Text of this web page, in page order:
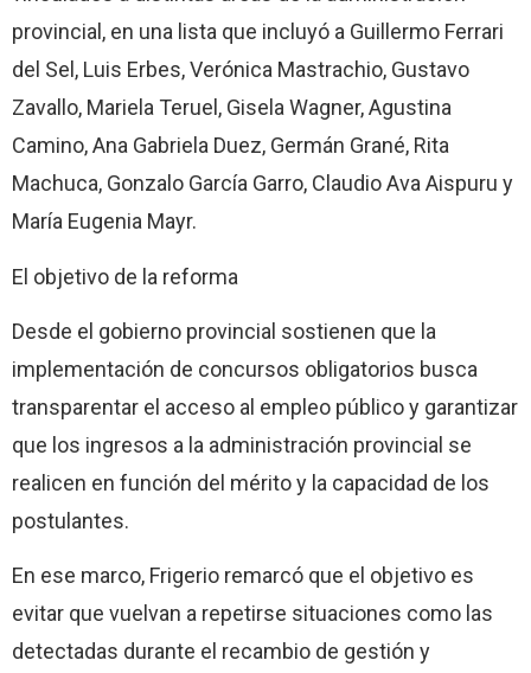
provincial, en una lista que incluyó a Guillermo Ferrari
del Sel, Luis Erbes, Verónica Mastrachio, Gustavo
Zavallo, Mariela Teruel, Gisela Wagner, Agustina
Camino, Ana Gabriela Duez, Germán Grané, Rita
Machuca, Gonzalo García Garro, Claudio Ava Aispuru y
María Eugenia Mayr.
El objetivo de la reforma
Desde el gobierno provincial sostienen que la
implementación de concursos obligatorios busca
transparentar el acceso al empleo público y garantizar
que los ingresos a la administración provincial se
realicen en función del mérito y la capacidad de los
postulantes.
En ese marco, Frigerio remarcó que el objetivo es
evitar que vuelvan a repetirse situaciones como las
detectadas durante el recambio de gestión y